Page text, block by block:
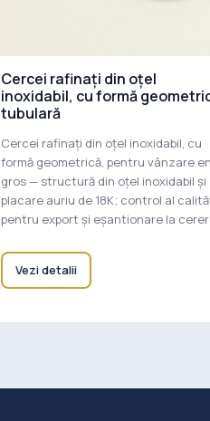
Cercei rafinați din oțel
inoxidabil, cu formă
tubulară
Cercei rafinați din oțel inoxidabil, cu
formă geometrică, pentru vânzare en
gros — structură din oțel inoxidabil și
placare auriu de 18K; control al
pentru export și eșantionare la
Vezi detalii